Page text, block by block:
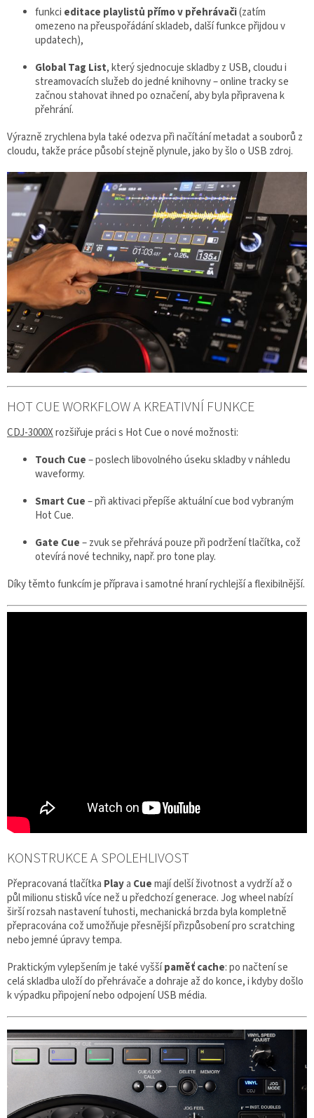
funkci editace playlistů přímo v přehrávači(zatím
omezeno na přeuspořádání skladeb, další funkce přijdou v
updatech),
Global Tag List, který sjednocuje skladby z USB, cloudu i
streamovacích služeb do jedné knihovny – online tracky se
začnou stahovat ihned po označení, aby byla připravena k
přehrání.
Výrazně zrychlena byla také odezva při načítání metadat a souborů z
cloudu, takže práce působí stejně plynule, jako by šlo o USB zdroj.
HOT CUE WORKFLOW A KREATIVNÍ FUNKCE
CDJ-3000Xrozšiřuje práci s Hot Cue o nové možnosti:
Touch Cue– poslech libovolného úseku skladby v náhledu
waveformy.
Smart Cue– při aktivaci přepíše aktuální cue bod vybraným
Hot Cue.
Gate Cue– zvuk se přehrává pouze při podržení tlačítka, což
otevírá nové techniky, např. pro tone play.
Díky těmto funkcím je příprava i samotné hraní rychlejší a flexibilnější.
KONSTRUKCE A SPOLEHLIVOST
Přepracovaná tlačítka Playa Cuemají delší životnost a vydrží až o
půl milionu stisků více než u předchozí generace. Jog wheel nabízí
širší rozsah nastavení tuhosti, mechanická brzda byla kompletně
přepracována což umožňuje přesnější přizpůsobení pro scratching
nebo jemné úpravy tempa.
Praktickým vylepšením je také vyššípaměť cache: po načtení se
celá skladba uloží do přehrávače a dohraje až do konce, i kdyby došlo
k výpadku připojení nebo odpojení USB média.